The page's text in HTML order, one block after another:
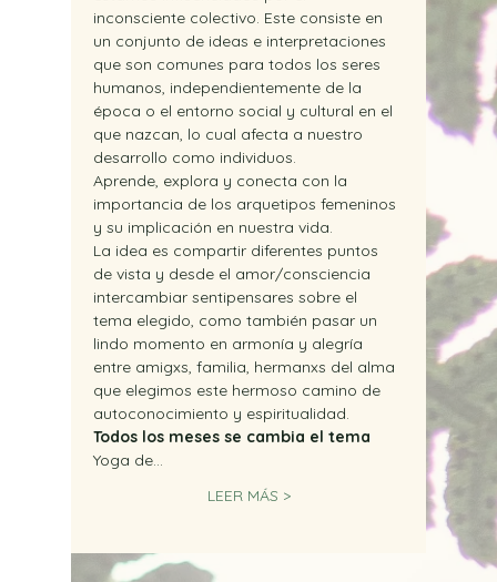
inconsciente colectivo. Este consiste en
un conjunto de ideas e interpretaciones
que son comunes para todos los seres
humanos, independientemente de la
época o el entorno social y cultural en el
que nazcan, lo cual afecta a nuestro
desarrollo como individuos.
Aprende, explora y conecta con la
importancia de los arquetipos femeninos
y su implicación en nuestra vida.
La idea es compartir diferentes puntos
de vista y desde el amor/consciencia
intercambiar sentipensares sobre el
tema elegido, como también pasar un
lindo momento en armonía y alegría
entre amigxs, familia, hermanxs del alma
que elegimos este hermoso camino de
autoconocimiento y espiritualidad.
Todos los meses se cambia el tema
Yoga de…
LEER MÁS >